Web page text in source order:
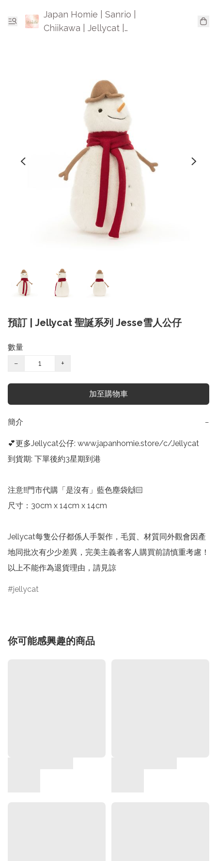
Japan Homie | Sanrio |
Chiikawa | Jellycat |
預訂 | Jellycat 聖誕系列 Jesse雪人公仔
數量
−
+
加至購物車
簡介 −
💕更多Jellycat公仔: www.japanhomie.store/c/Jellycat
到貨期: 下單後約3星期到港
注意‼️門市代購「是沒有」藍色塵袋🙌🏻
尺寸：30cm x 14cm x 14cm
Jellycat每隻公仔都係人手製作，毛質、材質同外觀會因產
地同批次有少少差異，完美主義者客人購買前請慎重考慮！
以上不能作為退貨理由，請見諒
jellycat
你可能感興趣的商品